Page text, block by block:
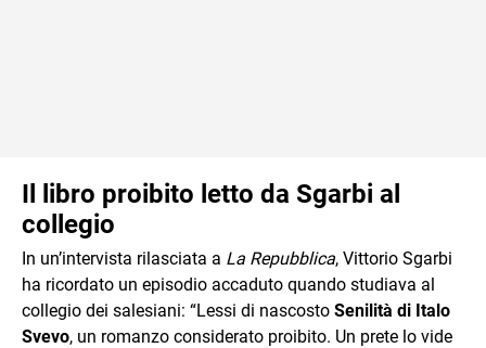
Il libro proibito letto da Sgarbi al
collegio
In un’intervista rilasciata a La Repubblica, Vittorio Sgarbi
ha ricordato un episodio accaduto quando studiava al
collegio dei salesiani: “Lessi di nascosto Senilità di Italo
Svevo, un romanzo considerato proibito. Un prete lo vide